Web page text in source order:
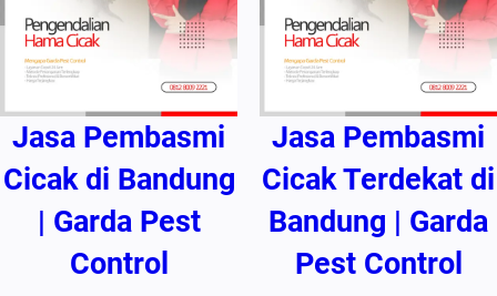
Jasa Pembasmi
Cicak di Bandung
| Garda Pest
Control
Jasa Pembasmi
Cicak Terdekat di
Bandung | Garda
Pest Control